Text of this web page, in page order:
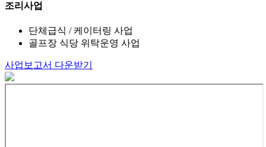
조리사업
단체급식 / 케이터링 사업
골프장 식당 위탁운영 사업
사업보고서 다운받기